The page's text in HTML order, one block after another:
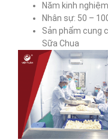
Năm kinh
Nhân sự: 50 –
Sản phẩm cung
Sữa Chua